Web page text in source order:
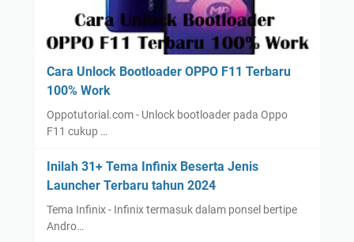
Cara Unlock Bootloader OPPO F11 Terbaru
100% Work
Oppotutorial.com - Unlock bootloader pada Oppo
F11 cukup …
Inilah 31+ Tema Infinix Beserta Jenis
Launcher Terbaru tahun 2024
Tema Infinix - Infinix termasuk dalam ponsel bertipe
Andro…